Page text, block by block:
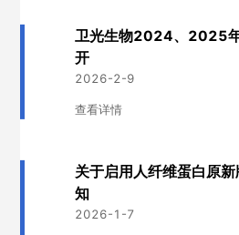
卫光生物2024、2025
开
2026-2-9
查看详情
关于启用人纤维蛋白原
知
2026-1-7